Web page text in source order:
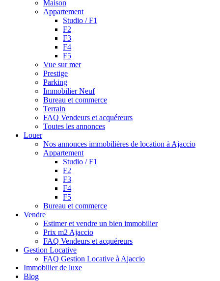
Maison
Appartement
Studio / F1
F2
F3
F4
F5
Vue sur mer
Prestige
Parking
Immobilier Neuf
Bureau et commerce
Terrain
FAQ Vendeurs et acquéreurs
Toutes les annonces
Louer
Nos annonces immobilières de location à Ajaccio
Appartement
Studio / F1
F2
F3
F4
F5
Bureau et commerce
Vendre
Estimer et vendre un bien immobilier
Prix m2 Ajaccio
FAQ Vendeurs et acquéreurs
Gestion Locative
FAQ Gestion Locative à Ajaccio
Immobilier de luxe
Blog